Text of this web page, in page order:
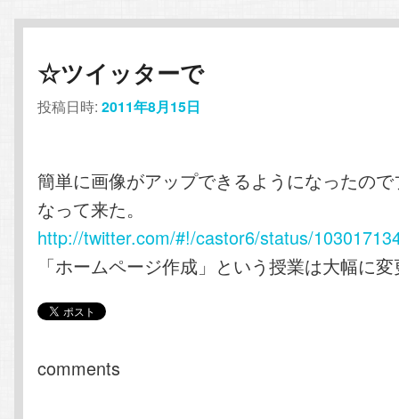
☆ツイッターで
投稿日時:2011年8月15日
簡単に画像がアップできるようになったの
なって来た。
http://twitter.com/#!/castor6/status/
「ホームページ作成」という授業は大幅に
comments